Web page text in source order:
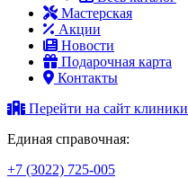
Мастерская
Акции
Новости
Подарочная карта
Контакты
Перейти на сайт клиники
Единая справочная:
+7 (3022) 725-005